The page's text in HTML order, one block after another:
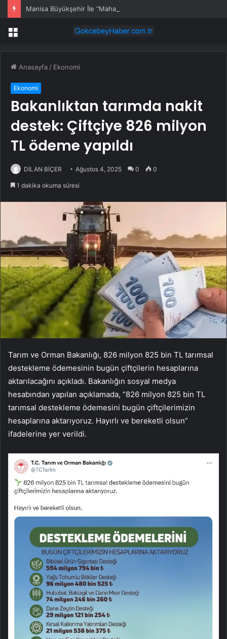
Manisa Büyükşehir İle “Mahallemde Şenlik Var”
Menü
Anasayfa / Ekonomi
Ekonomi
Bakanlıktan tarımda nakit
destek: Çiftçiye 826 milyon
TL ödeme yapıldı
DİLAN BİÇER Ağustos 4, 2025 0 0
1 dakika okuma süresi
Tarım ve Orman Bakanlığı, 826 milyon 825 bin TL tarımsal
destekleme ödemesinin bugün çiftçilerin hesaplarına
aktarılacağını açıkladı. Bakanlığın sosyal medya
hesabından yapılan açıklamada, “826 milyon 825 bin TL
tarımsal destekleme ödemesini bugün çiftçilerimizin
hesaplarına aktarıyoruz. Hayırlı ve bereketli olsun”
ifadelerine yer verildi.